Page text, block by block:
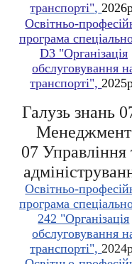
транспорті",
Освітньо-
програма
D3 "Організація
обслуговування
транспорті",
Галузь знань
Менеджмент
07 Управління
Освітньо-
програма
242 "Організація
обслуговування
транспорті",